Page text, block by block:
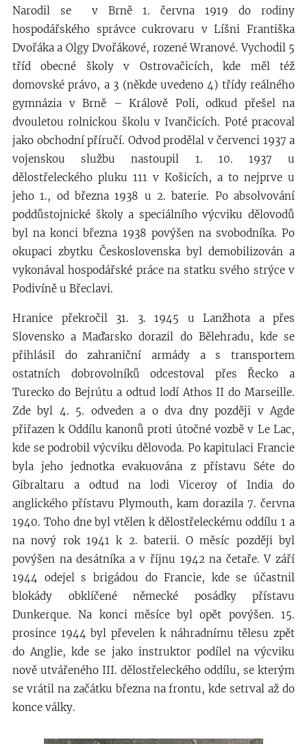
Narodil se v Brně 1. června 1919 do rodiny
hospodářského správce cukrovaru v Líšni Františka
Dvořáka a Olgy Dvořákové, rozené Wranové. Vychodil 5
tříd obecné školy v Ostrovačicích, kde měl též
domovské právo, a 3 (někde uvedeno 4) třídy reálného
gymnázia v Brně – Králově Poli, odkud přešel na
dvouletou rolnickou školu v Ivančicích. Poté pracoval
jako obchodní příručí. Odvod prodělal v červenci 1937 a
vojenskou službu nastoupil 1. 10. 1937 u
dělostřeleckého pluku 111 v Košicích, a to nejprve u
jeho 1., od března 1938 u 2. baterie. Po absolvování
poddůstojnické školy a speciálního výcviku dělovodů
byl na konci března 1938 povýšen na svobodníka. Po
okupaci zbytku Československa byl demobilizován a
vykonával hospodářské práce na statku svého strýce v
Podivíně u Břeclavi.
Hranice překročil 31. 3. 1945 u Lanžhota a přes
Slovensko a Maďarsko dorazil do Bělehradu, kde se
přihlásil do zahraniční armády a s transportem
ostatních dobrovolníků odcestoval přes Řecko a
Turecko do Bejrútu a odtud lodí Athos II do Marseille.
Zde byl 4. 5. odveden a o dva dny později v Agde
přiřazen k Oddílu kanonů proti útočné vozbě v Le Lac,
kde se podrobil výcviku dělovoda. Po kapitulaci Francie
byla jeho jednotka evakuována z přístavu Séte do
Gibraltaru a odtud na lodi Viceroy of India do
anglického přístavu Plymouth, kam dorazila 7. června
1940. Toho dne byl vtělen k dělostřeleckému oddílu 1 a
na nový rok 1941 k 2. baterii. O měsíc později byl
povýšen na desátníka a v říjnu 1942 na četaře. V září
1944 odejel s brigádou do Francie, kde se účastnil
blokády obklíčené německé posádky přístavu
Dunkerque. Na konci měsíce byl opět povýšen. 15.
prosince 1944 byl převelen k náhradnímu tělesu zpět
do Anglie, kde se jako instruktor podílel na výcviku
nově utvářeného III. dělostřeleckého oddílu, se kterým
se vrátil na začátku března na frontu, kde setrval až do
konce války.